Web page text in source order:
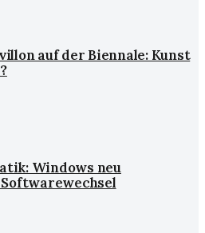
auf der Biennale: Kunst
Windows neu